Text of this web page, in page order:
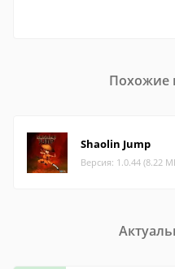
Похожие
Shaolin Jump
Версия: 1.0.44 (8.22